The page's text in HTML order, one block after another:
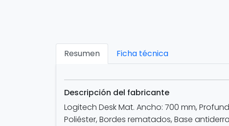
Resumen Ficha técnica
Descripción del fabricante
Logitech Desk Mat. Ancho: 700 mm,
Poliéster, Bordes rematados, Base